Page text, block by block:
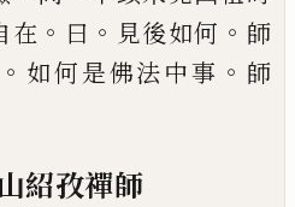
在 。 曰 。 見後如何 。 師
。 如何是佛法中事 。 師
紹孜禪師